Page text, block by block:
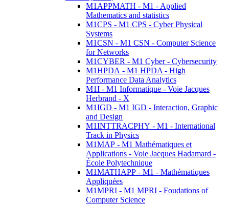
M1APPMATH - M1 - Applied
Mathematics and statistics
M1CPS - M1 CPS - Cyber Physical
Systems
M1CSN - M1 CSN - Computer Science
for Networks
M1CYBER - M1 Cyber - Cybersecurity
M1HPDA - M1 HPDA - High
Performance Data Analytics
M1I - M1 Informatique - Voie Jacques
Herbrand - X
M1IGD - M1 IGD - Interaction, Graphic
and Design
M1INTTRACPHY - M1 - International
Track in Physics
M1MAP - M1 Mathématiques et
Applications - Voie Jacques Hadamard -
École Polytechnique
M1MATHAPP - M1 - Mathématiques
Appliquées
M1MPRI - M1 MPRI - Foudations of
Computer Science